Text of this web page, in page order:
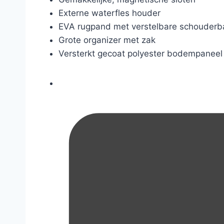
Externe waterfles houder
EVA rugpand met verstelbare
Grote organizer met zak
Versterkt gecoat polyester bodempaneel